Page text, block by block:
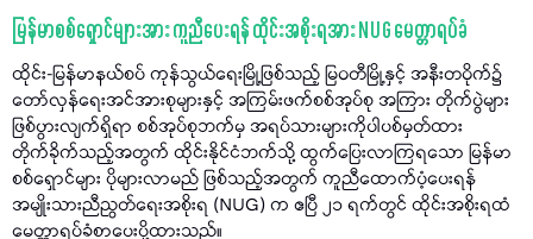
မြန်မာစစ်ရှောင်များအား ကူညီပေးရန် ထိုင်းအစိုးရအား NUG မေတ္တာရပ်ခံ
ထိုင်း-မြန်မာနယ်စပ် ကုန်သွယ်ရေးမြို့ဖြစ်သည့် မြဝတီမြို့နှင့် အနီးတဝိုက်၌
တော်လှန်ရေးအင်အားစုများနှင့် အကြမ်းဖက်စစ်အုပ်စု အကြား တိုက်ပွဲများ
ဖြစ်ပွားလျက်ရှိရာ စစ်အုပ်စုဘက်မှ အရပ်သားများကိုပါပစ်မှတ်ထား
တိုက်ခိုက်သည့်အတွက် ထိုင်းနိုင်ငံဘက်သို့ ထွက်ပြေးလာကြရသော မြန်မာ
စစ်ရှောင်များ ပိုများလာမည် ဖြစ်သည့်အတွက် ကူညီထောက်ပံ့ပေးရန်
အမျိုးသားညီညွတ်ရေးအစိုးရ (NUG) က ဧပြီ ၂၁ ရက်တွင် ထိုင်းအစိုးရထံ
မေတ္တာရပ်ခံစာပေးပို့ထားသည်။